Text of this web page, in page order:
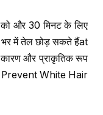
और 30 मिनट के लिए
में तेल छोड़ सकते हैंat
और प्राकृतिक रूप
White Hair